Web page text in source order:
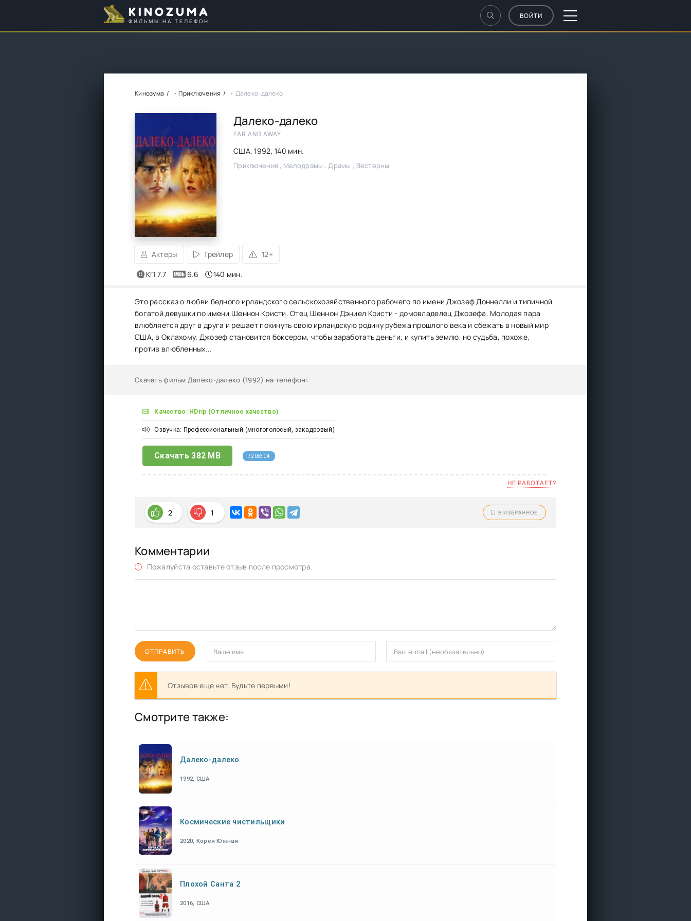
KINOZUMA
ФИЛЬМЫ НА ТЕЛЕФОН
ВОЙТИ
Кинозума •Приключения • Далеко-далеко
Далеко-далеко
FAR AND AWAY
США,1992, 140 мин.
Приключения , Мелодрамы , Драмы , Вестерны
Актеры Трейлер 12+
КП 7.7 6.6 140 мин.
Это рассказ о любви бедного ирландского сельскохозяйственного рабочего по имени Джозеф Доннелли и типичной
богатой девушки по имени Шеннон Кристи. Отец Шеннон Дэниел Кристи - домовладелец Джозефа. Молодая пара
влюбляется друг в друга и решает покинуть свою ирландскую родину рубежа прошлого века и сбежать в новый мир
США, в Оклахому. Джозеф становится боксером, чтобы заработать деньги, и купить землю, но судьба, похоже,
против влюбленных...
Скачать фильм Далеко-далеко (1992) на телефон:
Качество: HDrip (Отличное качество)
Озвучка: Профессиональный (многоголосый, закадровый)
Скачать 382 MB 720x304
НЕ РАБОТАЕТ?
2 1 В ИЗБРАННОЕ
Комментарии
Пожалуйста оставьте отзыв после просмотра.
ОТПРАВИТЬ
Отзывов еще нет. Будьте первыми!
Смотрите также:
Далеко-далеко
1992, США
Космические чистильщики
2020, Корея Южная
Плохой Санта 2
2016, США